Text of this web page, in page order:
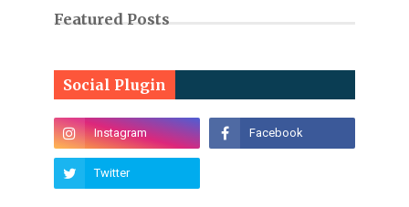
Featured Posts
Social Plugin